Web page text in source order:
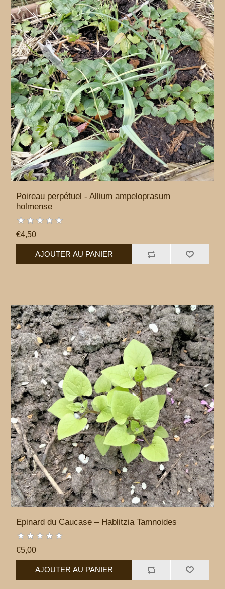
Poireau perpétuel - Allium ampeloprasum
holmense
€4,50
Epinard du Caucase – Hablitzia Tamnoides
€5,00